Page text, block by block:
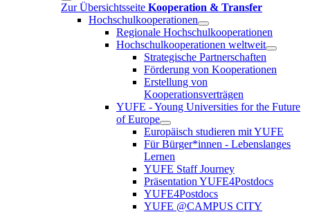
Zur Übersichtsseite Kooperation & Transfer
Hochschulkooperationen
Regionale Hochschulkooperationen
Hochschulkooperationen weltweit
Strategische Partnerschaften
Förderung von Kooperationen
Erstellung von
Kooperationsverträgen
YUFE - Young Universities for the Future
of Europe
Europäisch studieren mit YUFE
Für Bürger*innen - Lebenslanges
Lernen
YUFE Staff Journey
Präsentation YUFE4Postdocs
YUFE4Postdocs
YUFE @CAMPUS CITY